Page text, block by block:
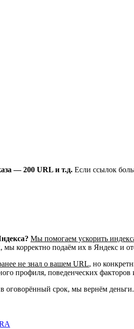
— 200 URL и т.д. Если ссылок
Мы помогаем ускорить
корректно подаём их в Яндекс и
не знал о вашем URL, но
профиля, поведенческих факторов
оговорённый срок, мы вернём деньги.